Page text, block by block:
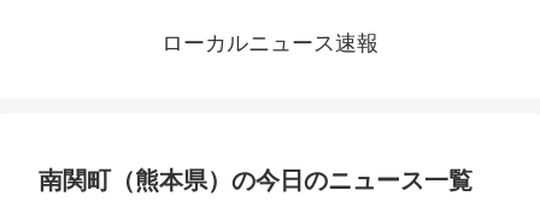
ローカルニュース速報
南関町（熊本県）の今日のニュース一覧